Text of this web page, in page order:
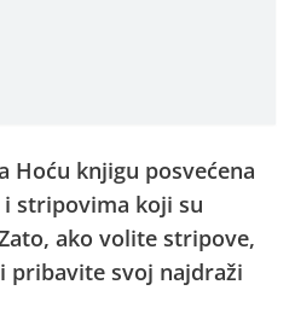
Hoću knjigu posvećena
i stripovima koji su
ako volite stripove,
svoj najdraži